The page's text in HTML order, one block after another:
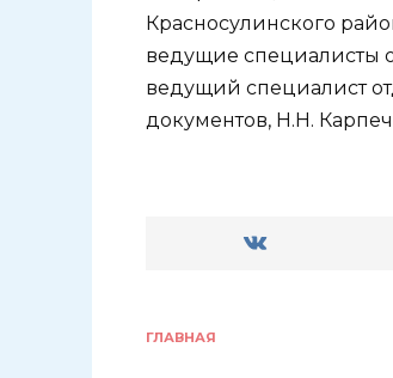
Красносулинского
ведущие специалисты
ведущий специалист
документов, Н.Н.
ГЛАВНАЯ